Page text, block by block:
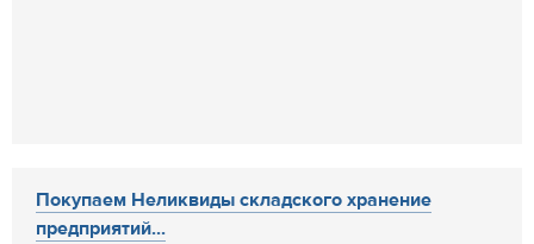
Покупаем Неликвиды складского хранение
предприятий...